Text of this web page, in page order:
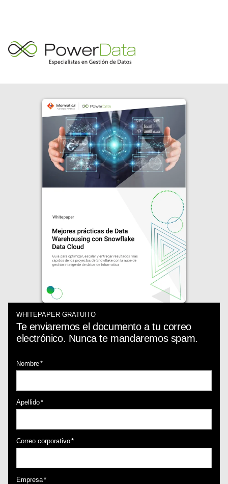
WHITEPAPER GRATUITO
Te enviaremos el documento a tu correo
electrónico. Nunca te mandaremos spam.
Nombre*
Apellido*
Correo corporativo*
Empresa*